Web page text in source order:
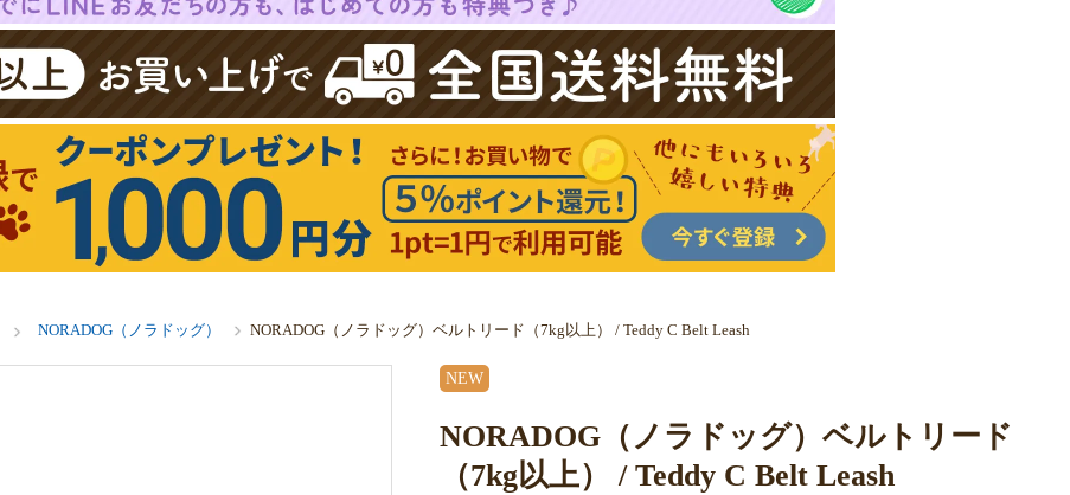
NORADOG（ノラドッグ） NORADOG（ノラドッグ）ベルトリード（7kg以上） / Teddy C Belt Leash
NEW
NORADOG（ノラドッグ）ベルトリード
（7kg以上） / Teddy C Belt Leash